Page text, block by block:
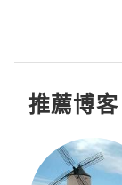
推薦博客